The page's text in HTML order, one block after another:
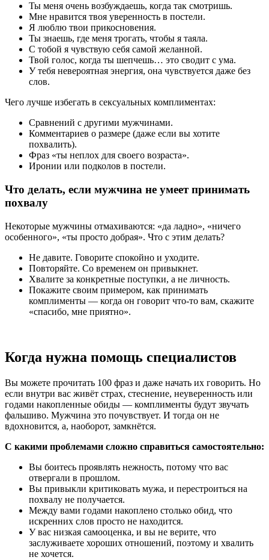
Ты меня очень возбуждаешь, когда так смотришь.
Мне нравится твоя уверенность в постели.
Я люблю твои прикосновения.
Ты знаешь, где меня трогать, чтобы я таяла.
С тобой я чувствую себя самой желанной.
Твой голос, когда ты шепчешь… это сводит с ума.
У тебя невероятная энергия, она чувствуется даже без
слов.
Чего лучше избегать в сексуальных комплиментах:
Сравнений с другими мужчинами.
Комментариев о размере (даже если вы хотите
похвалить).
Фраз «ты неплох для своего возраста».
Иронии или подколов в постели.
Что делать, если мужчина не умеет принимать
похвалу
Некоторые мужчины отмахиваются: «да ладно», «ничего
особенного», «ты просто добрая». Что с этим делать?
Не давите. Говорите спокойно и уходите.
Повторяйте. Со временем он привыкнет.
Хвалите за конкретные поступки, а не личность.
Покажите своим примером, как принимать
комплименты — когда он говорит что-то вам, скажите
«спасибо, мне приятно».
Когда нужна помощь специалистов
Вы можете прочитать 100 фраз и даже начать их говорить. Но
если внутри вас живёт страх, стеснение, неуверенность или
годами накопленные обиды — комплименты будут звучать
фальшиво. Мужчина это почувствует. И тогда он не
вдохновится, а, наоборот, замкнётся.
С какими проблемами сложно справиться самостоятельно:
Вы боитесь проявлять нежность, потому что вас
отвергали в прошлом.
Вы привыкли критиковать мужа, и перестроиться на
похвалу не получается.
Между вами годами накоплено столько обид, что
искренних слов просто не находится.
У вас низкая самооценка, и вы не верите, что
заслуживаете хороших отношений, поэтому и хвалить
не хочется.